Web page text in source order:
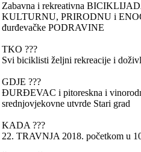
Zabavna i rekreativna
KULTURNU, PRIRODNU i
đurđevačke PODRAVINE
TKO ???
Svi biciklisti željni rekreacije i
GDJE ???
ĐURĐEVAC i pitoreskna i
srednjovjekovne utvrde Stari grad
KADA ???
22. TRAVNJA 2018. početkom u